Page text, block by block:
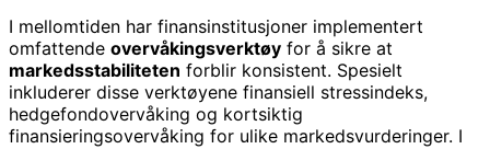
I mellomtiden har finansinstitusjoner implementert
omfattende overvåkingsverktøy for å sikre at
markedsstabiliteten forblir konsistent. Spesielt
inkluderer disse verktøyene finansiell stressindeks,
hedgefondovervåking og kortsiktig
finansieringsovervåking for ulike markedsvurderinger. I